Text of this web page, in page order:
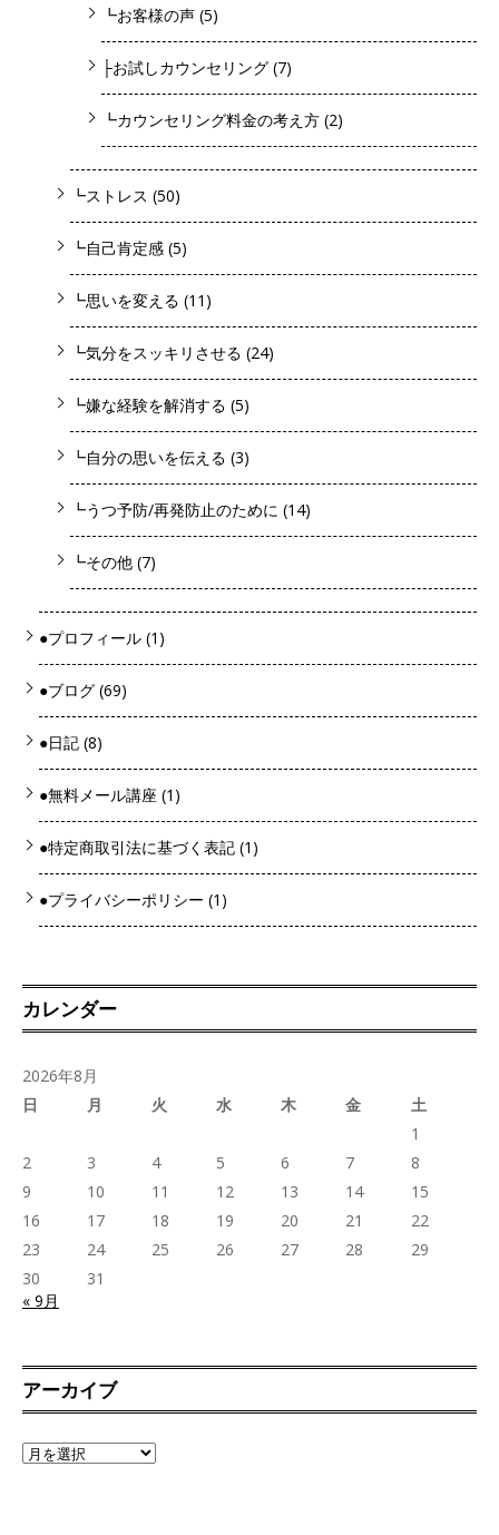
┗お客様の声 (5)
├お試しカウンセリング (7)
┗カウンセリング料金の考え方 (2)
┗ストレス (50)
┗自己肯定感 (5)
┗思いを変える (11)
┗気分をスッキリさせる (24)
┗嫌な経験を解消する (5)
┗自分の思いを伝える (3)
┗うつ予防/再発防止のために (14)
┗その他 (7)
●プロフィール (1)
●ブログ (69)
●日記 (8)
●無料メール講座 (1)
●特定商取引法に基づく表記 (1)
●プライバシーポリシー (1)
カレンダー
2026年8月
日
月 火 水 木 金
土
1
2
3 4 5 6 7
8
9
10 11 12 13 14
15
16
17 18 19 20 21
22
23
24 25 26 27 28
29
30
31
« 9月
アーカイブ
ア
ー